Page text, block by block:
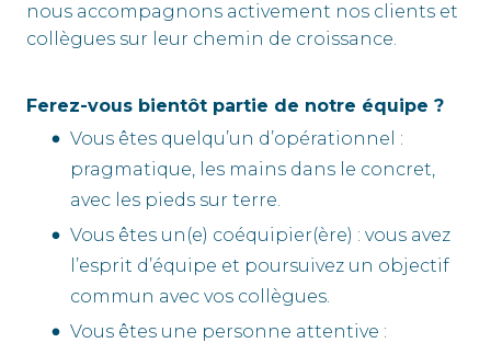
nous accompagnons activement nos clients et
collègues sur leur chemin de croissance.
Ferez-vous bientôt partie de notre équipe ?
Vous êtes quelqu’un d’opérationnel :
pragmatique, les mains dans le concret,
avec les pieds sur terre.
Vous êtes un(e) coéquipier(ère) : vous avez
l’esprit d’équipe et poursuivez un objectif
commun avec vos collègues.
Vous êtes une personne attentive :